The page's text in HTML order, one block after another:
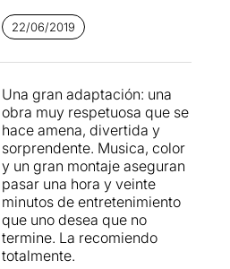
acompanya el fill Buen
Genio (excel·lent
interpretació d'Alejandro
Malícia (Mont Plans)
acompanya el fill Mal Genio
(David Soto). La Culpa
(Silvia Marsó), com a
testimoni privilegiat de la
vida de tots, els intenta
embolicar.
Al carrusel del mercat s'hi
pot comprar de tot com
22/06/2019
Una gran adaptación: una
obra muy respetuosa que se
hace amena, divertida y
sorprendente. Musica, color
y un gran montaje aseguran
pasar una hora y veinte
minutos de entretenimiento
que uno desea que no
termine. La recomiendo
totalmente.